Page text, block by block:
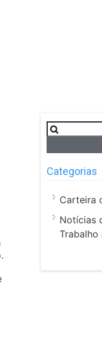
Pesquisar
por:
Categorias
Carteira
Notícias
Trabalho